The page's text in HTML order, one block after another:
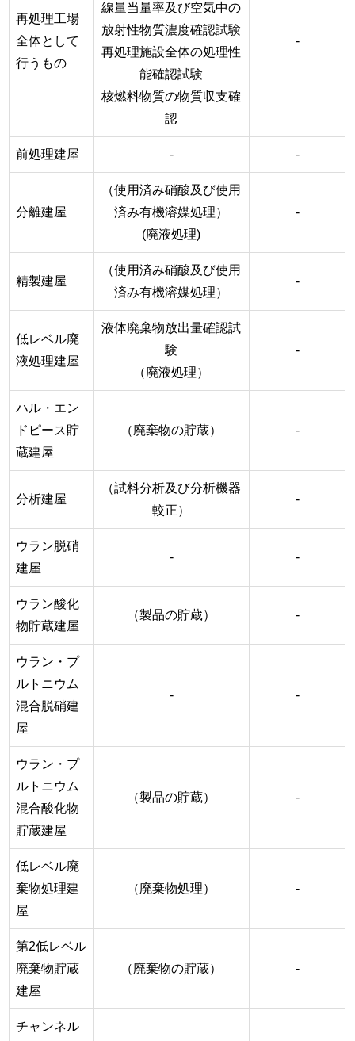
再処理工場
全体として
行うもの
線量当量率及び空気中の
放射性物質濃度確認試験
再処理施設全体の処理性
能確認試験
核燃料物質の物質収支確
認
-
前処理建屋 - -
分離建屋
（使用済み硝酸及び使用
済み有機溶媒処理）
(廃液処理)
-
精製建屋
（使用済み硝酸及び使用
済み有機溶媒処理）
-
低レベル廃
液処理建屋
液体廃棄物放出量確認試
験
（廃液処理）
-
ハル・エン
ドピース貯
蔵建屋
（廃棄物の貯蔵） -
分析建屋
（試料分析及び分析機器
較正）
-
ウラン脱硝
建屋
- -
ウラン酸化
物貯蔵建屋
（製品の貯蔵） -
ウラン・プ
ルトニウム
混合脱硝建
屋
- -
ウラン・プ
ルトニウム
混合酸化物
貯蔵建屋
（製品の貯蔵） -
低レベル廃
棄物処理建
屋
（廃棄物処理） -
第2低レベル
廃棄物貯蔵
建屋
（廃棄物の貯蔵） -
チャンネル